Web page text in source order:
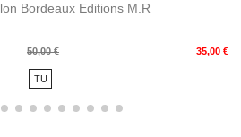
Bordeaux Editions M.R
50,00 € 35,00 €
TU